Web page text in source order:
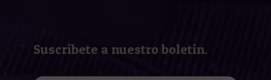
Suscríbete a nuestro boletín.